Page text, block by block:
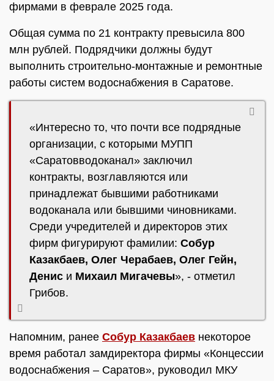
фирмами в феврале 2025 года.
Общая сумма по 21 контракту превысила 800
млн рублей. Подрядчики должны будут
выполнить строительно-монтажные и ремонтные
работы систем водоснабжения в Саратове.
«Интересно то, что почти все подрядные
организации, с которыми МУПП
«Саратовводоканал» заключил
контракты, возглавляются или
принадлежат бывшими работниками
водоканала или бывшими чиновниками.
Среди учредителей и директоров этих
фирм фигурируют фамилии: Собур
Казакбаев, Олег Черабаев, Олег Гейн,
Денис и Михаил Мигачевы», - отметил
Грибов.
Напомним, ранее Собур Казакбаев некоторое
время работал замдиректора фирмы «Концессии
водоснабжения – Саратов», руководил МКУ